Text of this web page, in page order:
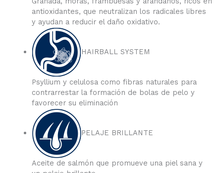
antioxidantes, que neutralizan los radicales libres
y ayudan a reducir el daño oxidativo.
HAIRBALL SYSTEM
Psyllium y celulosa como fibras naturales para
contrarrestar la formación de bolas de pelo y
favorecer su eliminación
PELAJE BRILLANTE
Aceite de salmón que promueve una piel sana y